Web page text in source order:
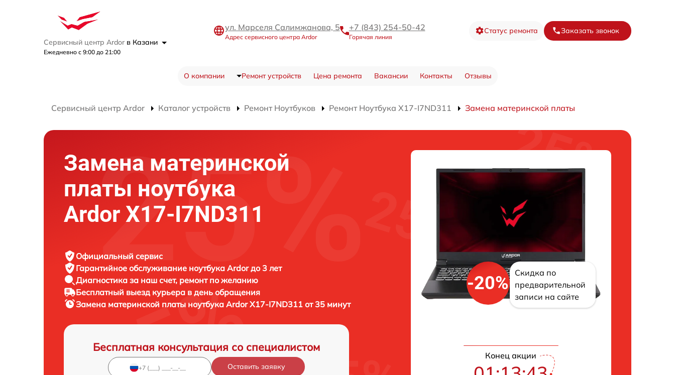
Сервисный центр Ardor в Казани
Ежедневно с 9:00 до 21:00
ул. Марселя Салимжанова, 5
Адрес сервисного центра Ardor
+7 (843) 254-50-42
Горячая линия
Статус ремонта Заказать звонок
О компании Ремонт устройств Цена ремонта Вакансии Контакты Отзывы
Сервисный центр Ardor Каталог устройств Ремонт Ноутбуков Ремонт Ноутбука X17-I7ND311 Замена материнской платы
Замена материнской
платы ноутбука
Ardor X17-I7ND311
Официальный сервис
Гарантийное обслуживание ноутбука Ardor до 3 лет
Диагностика за наш счет, ремонт по желанию
Бесплатный выезд курьера в день обращения
Замена материнской платы ноутбука Ardor X17-I7ND311 от 35 минут
Бесплатная консультация со специалистом
Оставить заявку
-20%
Скидка по
предварительной
записи на сайте
Конец акции